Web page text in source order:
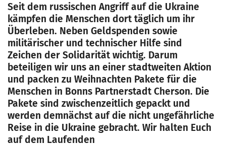
Seit dem russischen Angriff auf die Ukraine
kämpfen die Menschen dort täglich um ihr
Überleben. Neben Geldspenden sowie
militärischer und technischer Hilfe sind
Zeichen der Solidarität wichtig. Darum
beteiligen wir uns an einer stadtweiten Aktion
und packen zu Weihnachten Pakete für die
Menschen in Bonns Partnerstadt Cherson. Die
Pakete sind zwischenzeitlich gepackt und
werden demnächst auf die nicht ungefährliche
Reise in die Ukraine gebracht. Wir halten Euch
auf dem Laufenden